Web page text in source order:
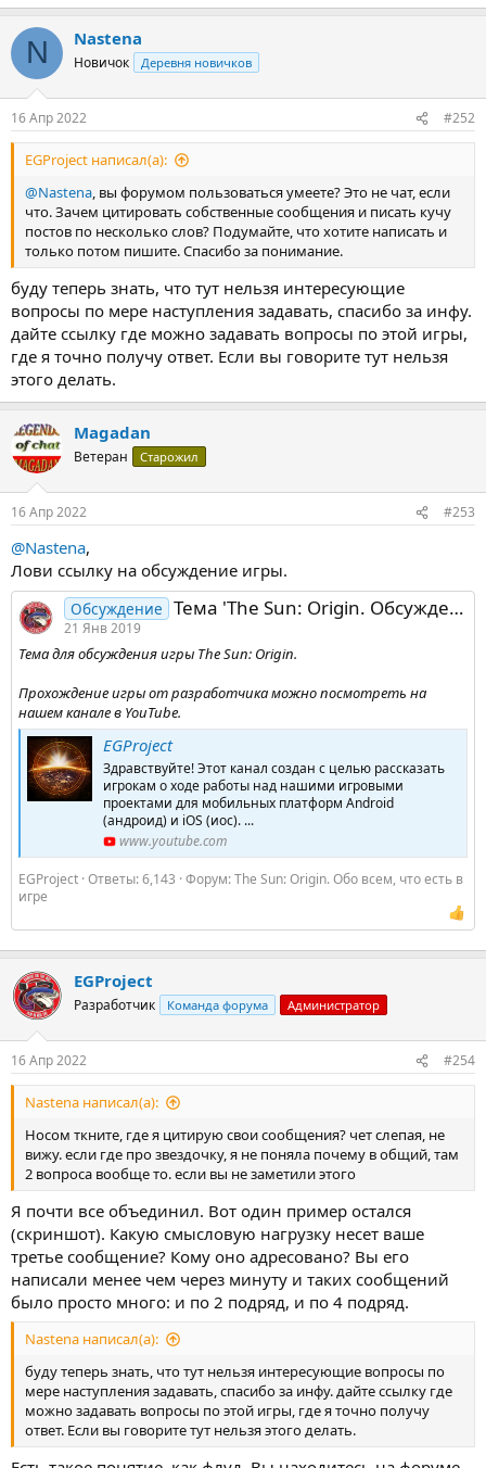
N Nastena
Новичок Деревня новичков
16 Апр 2022 #252
EGProject написал(а):
@Nastena, вы форумом пользоваться умеете? Это не чат, если
что. Зачем цитировать собственные сообщения и писать кучу
постов по несколько слов? Подумайте, что хотите написать и
только потом пишите. Спасибо за понимание.
буду теперь знать, что тут нельзя интересующие
вопросы по мере наступления задавать, спасибо за инфу.
дайте ссылку где можно задавать вопросы по этой игры,
где я точно получу ответ. Если вы говорите тут нельзя
этого делать.
Magadan
Ветеран Старожил
16 Апр 2022 #253
@Nastena,
Лови ссылку на обсуждение игры.
Обсуждение Тема 'The Sun: Origin. Обсуждение игры'
21 Янв 2019
Тема для обсуждения игры The Sun: Origin.
Прохождение игры от разработчика можно посмотреть на
нашем канале в YouTube.
EGProject
Здравствуйте! Этот канал создан с целью рассказать
игрокам о ходе работы над нашими игровыми
проектами для мобильных платформ Android
(андроид) и iOS (иос). ...
www.youtube.com
EGProject Ответы: 6,143 Форум:The Sun: Origin. Обо всем, что есть в
игре
EGProject
Разработчик Команда форума Администратор
16 Апр 2022 #254
Nastena написал(а):
Носом ткните, где я цитирую свои сообщения? чет слепая, не
вижу. если где про звездочку, я не поняла почему в общий, там
2 вопроса вообще то. если вы не заметили этого
Я почти все объединил. Вот один пример остался
(скриншот). Какую смысловую нагрузку несет ваше
третье сообщение? Кому оно адресовано? Вы его
написали менее чем через минуту и таких сообщений
было просто много: и по 2 подряд, и по 4 подряд.
Nastena написал(а):
буду теперь знать, что тут нельзя интересующие вопросы по
мере наступления задавать, спасибо за инфу. дайте ссылку где
можно задавать вопросы по этой игры, где я точно получу
ответ. Если вы говорите тут нельзя этого делать.